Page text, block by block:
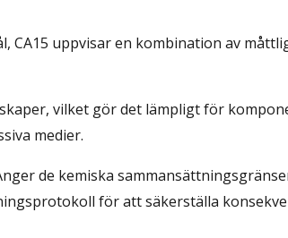
CA15 uppvisar en kombination av
vilket gör det lämpligt för
medier.
de kemiska
för att säkerställa